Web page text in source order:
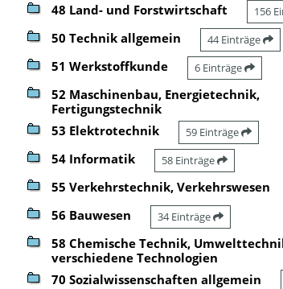
48 Land- und Forstwirtschaft 156
50 Technik allgemein 44 Einträge
51 Werkstoffkunde 6 Einträge
52 Maschinenbau, Energietechnik,
Fertigungstechnik
53 Elektrotechnik 59 Einträge
54 Informatik 58 Einträge
55 Verkehrstechnik, Verkehrswesen
56 Bauwesen 34 Einträge
58 Chemische Technik,
verschiedene Technologien
70 Sozialwissenschaften allgemein